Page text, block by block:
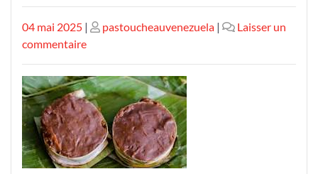
Publié
le
04 mai 2025 | Publié
pastoucheauvenezuela |
Laisser un
commentairesur
les
Délices
du
Dessert
Vénézuélien